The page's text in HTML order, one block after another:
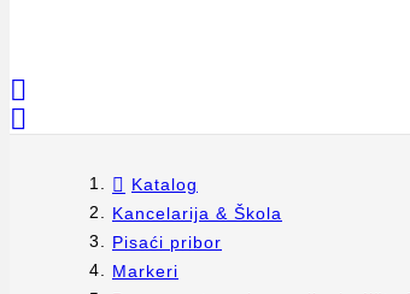


Katalog
Kancelarija & Škola
Pisaći pribor
Markeri